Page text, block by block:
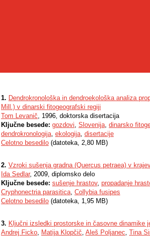
1. Dendrokronološka in dendroekološka analiza
Mill.) v dinarski fitogeografski regiji
Tom Levanič, 1996, doktorska disertacija
Ključne besede: gozdovi, Slovenija, dinarsko
dendrokronologija, ekologija, disertacije
Celotno besedilo (datoteka, 2,80 MB)
2. Vzroki sušenja gradna (Quercus petraea) v
Ida Sedlar, 2009, diplomsko delo
Ključne besede: sušenje hrastov, propadanje
Cryphonectria parasitica, Collybia fusipes
Celotno besedilo (datoteka, 1,95 MB)
3. Ključni izsledki prostorske in časovne dinamike
Andrej Ficko, Matija Klopčič, Aleš Poljanec, Tina